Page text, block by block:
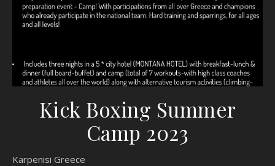
Kick Boxing Summer
Camp 2023
Karpenisi Greece